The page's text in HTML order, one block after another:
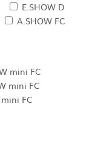
E.SHOW D
A.SHOW FC
mini FC
mini FC
FC